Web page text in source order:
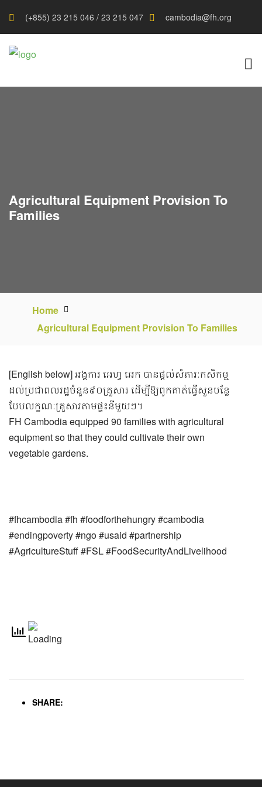
(+855) 23 215 046 / 23 215 047 cambodia@fh.org
Agricultural Equipment Provision To
Families
Home
Agricultural Equipment Provision To Families
[English below] អង្គការ អេហ្វ អេក បានផ្តល់សំភារៈកសិកម្ម
ដល់ប្រជាពលរដ្ឋចំនួន៩០គ្រួសារ ដើម្បីឱ្យពូកគាត់ធ្វើសួនបន្លែ
បែបលក្ខណៈគ្រួសារតាមផ្ទះនីមួយៗ។
FH Cambodia equipped 90 families with agricultural
equipment so that they could cultivate their own
vegetable gardens.
#fhcambodia #fh #foodforthehungry #cambodia
#endingpoverty #ngo #usaid #partnership
#AgricultureStuff #FSL #FoodSecurityAndLivelihood
SHARE: